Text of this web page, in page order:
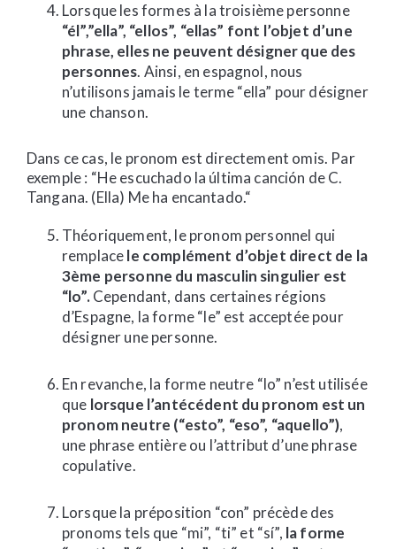
Lorsque les formes à la troisième personne
“él”,”ella”, “ellos”, “ellas” font l’objet d’une
phrase, elles ne peuvent désigner que des
personnes. Ainsi, en espagnol, nous
n’utilisons jamais le terme “ella” pour désigner
une chanson.
Dans ce cas, le pronom est directement omis. Par
exemple : “He escuchado la última canción de C.
Tangana. (Ella) Me ha encantado.“
Théoriquement, le pronom personnel qui
remplacele complément d’objet direct de la
3ème personne du masculin singulier est
“lo”.Cependant, dans certaines régions
d’Espagne, la forme “le” est acceptée pour
désigner une personne.
En revanche, la forme neutre “lo” n’est utilisée
que lorsque l’antécédent du pronom est un
pronom neutre (“esto”, “eso”, “aquello”),
une phrase entière ou l’attribut d’une phrase
copulative.
Lorsque la préposition “con” précède des
pronoms tels que “mi”, “ti” et “sí”, la forme